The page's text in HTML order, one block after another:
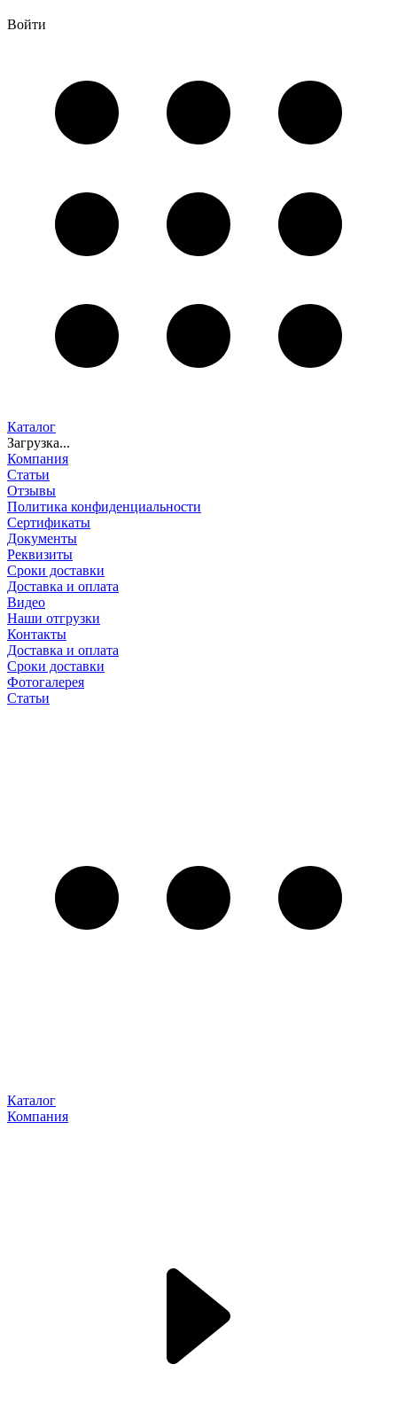
Войти
Каталог
Загрузка...
Компания
Статьи
Отзывы
Политика конфиденциальности
Сертификаты
Документы
Реквизиты
Сроки доставки
Доставка и оплата
Видео
Наши отгрузки
Контакты
Доставка и оплата
Сроки доставки
Фотогалерея
Статьи
Каталог
Компания